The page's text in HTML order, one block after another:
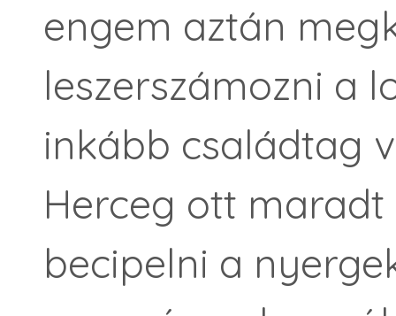
engem aztán
leszerszámozni a
inkább családtag
Herceg ott
becipelni a